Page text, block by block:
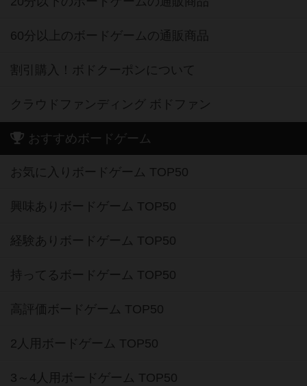
60分以上のボードゲームの通販商品
割引購入！ボドクーポンについて
クラウドファンディング ボドファン
おすすめボードゲーム
お気に入りボードゲーム TOP50
興味ありボードゲーム TOP50
経験ありボードゲーム TOP50
持ってるボードゲーム TOP50
高評価ボードゲーム TOP50
2人用ボードゲーム TOP50
3～4人用ボードゲーム TOP50